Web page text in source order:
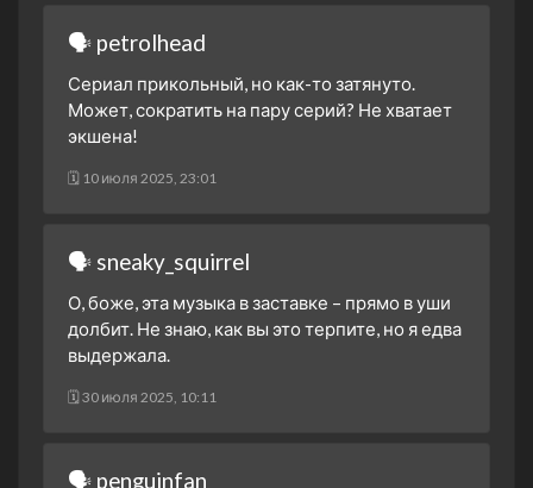
🗣 petrolhead
Сериал прикольный, но как-то затянуто.
Может, сократить на пару серий? Не хватает
экшена!
🗓 10 июля 2025, 23:01
🗣 sneaky_squirrel
О, боже, эта музыка в заставке – прямо в уши
долбит. Не знаю, как вы это терпите, но я едва
выдержала.
🗓 30 июля 2025, 10:11
🗣 penguinfan